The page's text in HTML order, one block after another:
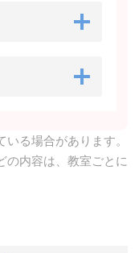
いる場合があります。
の内容は、教室ごとに